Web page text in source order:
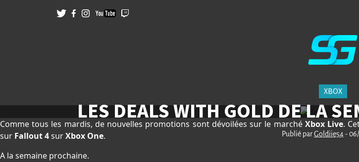
XBOX
LES DEALS WITH GOLD DE LA
Publié parGoldiie54-
Comme tous les mardis, de nouvelles promotions sont dévoilées sur le marché Xbox Live.
sur Fallout 4surXbox One.
A la semaine prochaine.